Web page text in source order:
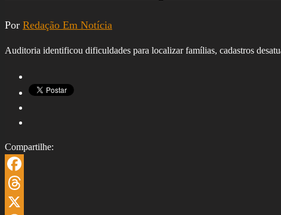
Por Redação Em Notícia
Auditoria identificou dificuldades para localizar famílias, cadastros
Compartilhe:
Facebook
Threads